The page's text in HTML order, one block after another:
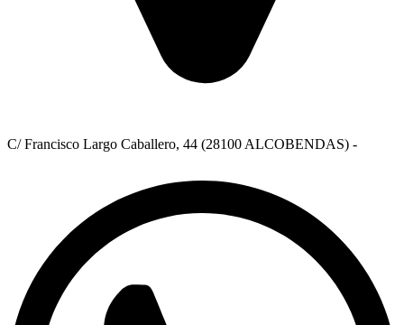
C/ Francisco Largo Caballero, 44 (28100 ALCOBENDAS) -